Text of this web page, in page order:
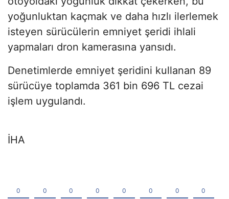
yoğunluktan kaçmak ve daha hızlı ilerlemek
isteyen sürücülerin emniyet şeridi ihlali
yapmaları dron kamerasına yansıdı.
Denetimlerde emniyet şeridini kullanan 89
sürücüye toplamda 361 bin 696 TL cezai
işlem uygulandı.
İHA